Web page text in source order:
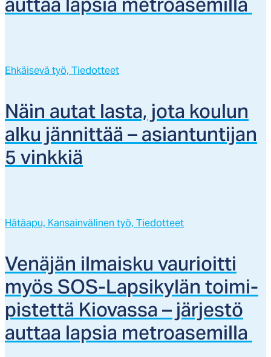
Ehkäisevä työ, Tiedotteet
Näin au­tat las­ta, jo­ta kou­lun
al­ku jän­nit­tää – asian­tun­ti­jan
5 vink­kiä
Hätäapu, Kansainvälinen työ, Tiedotteet
Ve­nä­jän il­mais­ku vau­rioit­ti
myös SOS-Lap­si­ky­län toi­mi­
pis­tet­tä Kio­vas­sa – jär­jes­tö
aut­taa lap­sia met­roa­se­mil­la